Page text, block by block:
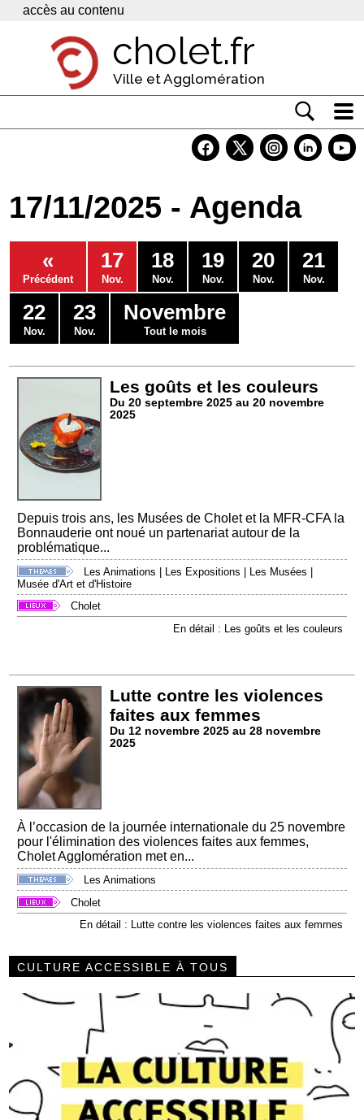
Panneau de gestion des cookies
accès au contenu
cholet.fr
Ville et Agglomération
Economie
Services
Contacts
17/11/2025 - Agenda
«
Précédent
17
Nov.
18
Nov.
19
Nov.
20
Nov.
21
Nov.
22
Nov.
23
Nov.
Novembre
Tout le mois
Les goûts et les couleurs
Du 20 septembre 2025 au 20 novembre
2025
Depuis trois ans, les Musées de Cholet et la MFR-CFA la
Bonnauderie ont noué un partenariat autour de la
problématique...
Les Animations | Les Expositions | Les Musées |
Musée d'Art et d'Histoire
Cholet
En détail : Les goûts et les couleurs
Lutte contre les violences
faites aux femmes
Du 12 novembre 2025 au 28 novembre
2025
À l’occasion de la journée internationale du 25 novembre
pour l'élimination des violences faites aux femmes,
Cholet Agglomération met en...
Les Animations
Cholet
En détail : Lutte contre les violences faites aux femmes
CULTURE ACCESSIBLE À TOUS